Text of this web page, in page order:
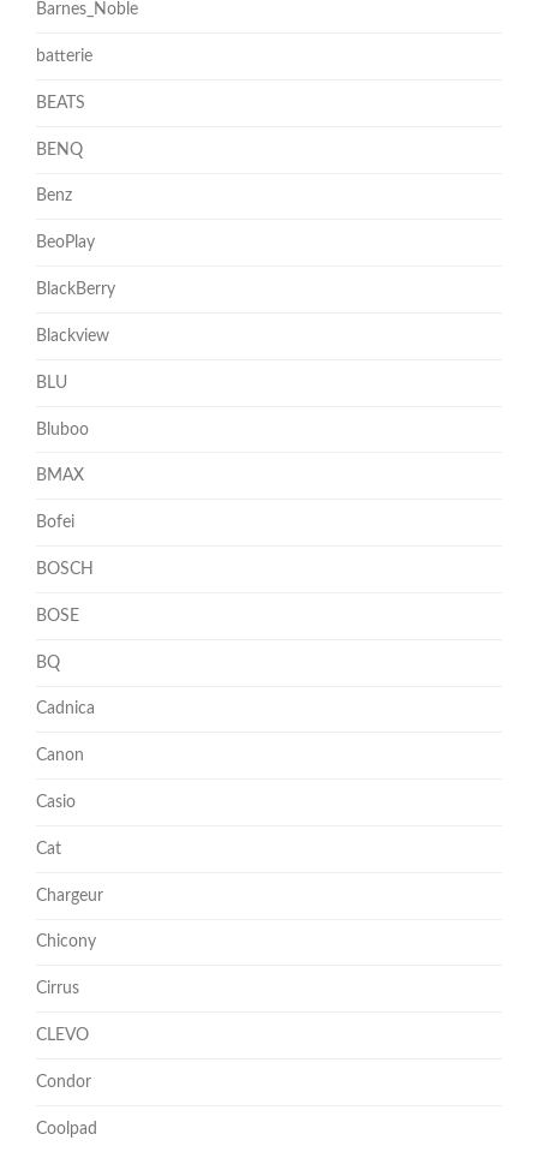
Barnes_Noble
batterie
BEATS
BENQ
Benz
BeoPlay
BlackBerry
Blackview
BLU
Bluboo
BMAX
Bofei
BOSCH
BOSE
BQ
Cadnica
Canon
Casio
Cat
Chargeur
Chicony
Cirrus
CLEVO
Condor
Coolpad